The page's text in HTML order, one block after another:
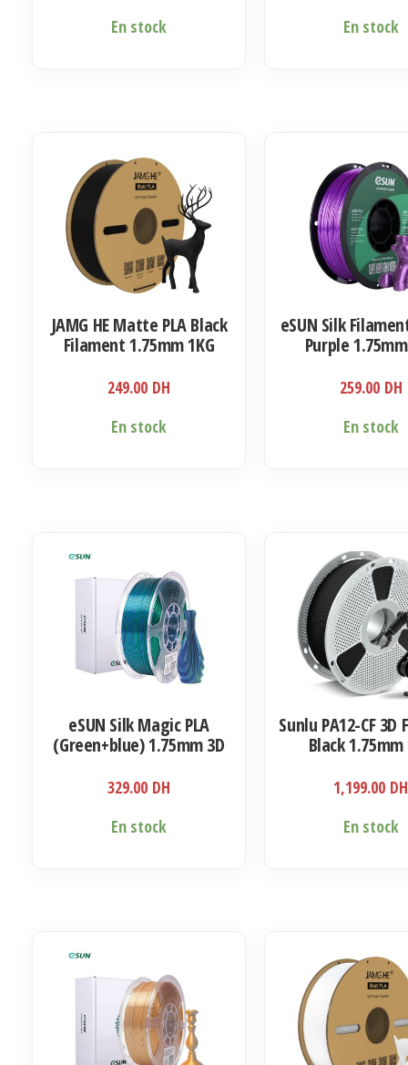
En stock
En stock
JAMG HE Matte PLA Black
Filament 1.75mm 1KG
249.00 DH
En stock
eSUN Silk
Purple
259.00 DH
En stock
eSUN Silk Magic PLA
(Green+blue) 1.75mm 3D
329.00 DH
En stock
Sunlu PA12-CF
Black 1.75mm
1,199.00 DH
En stock